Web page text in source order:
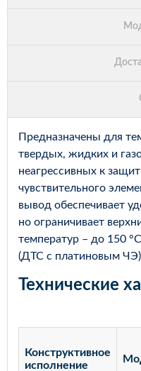
Предназначены для
твердых, жидких и
неагрессивных к
чувствительного
вывод обеспечивает
но ограничивает
температур – до 150
(ДТС с платиновым
Технические
Конструктивное
исполнение